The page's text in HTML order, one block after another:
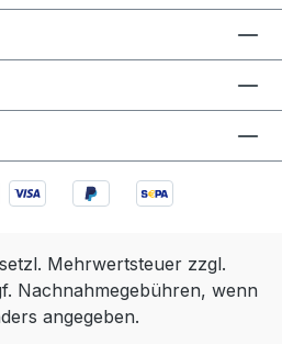
Mehrwertsteuer zzgl.
Nachnahmegebühren, wenn
angegeben.